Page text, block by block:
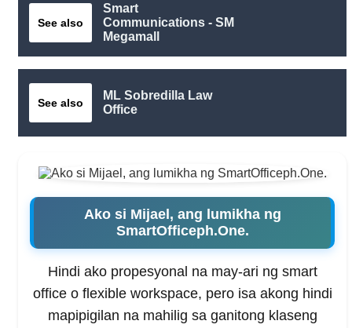
See also
Smart
Communications - SM
Megamall
See also
ML Sobredilla Law
Office
Ako si Mijael, ang lumikha ng
SmartOfficeph.One.
Hindi ako propesyonal na may-ari ng smart
office o flexible workspace, pero isa akong hindi
mapipigilan na mahilig sa ganitong klaseng